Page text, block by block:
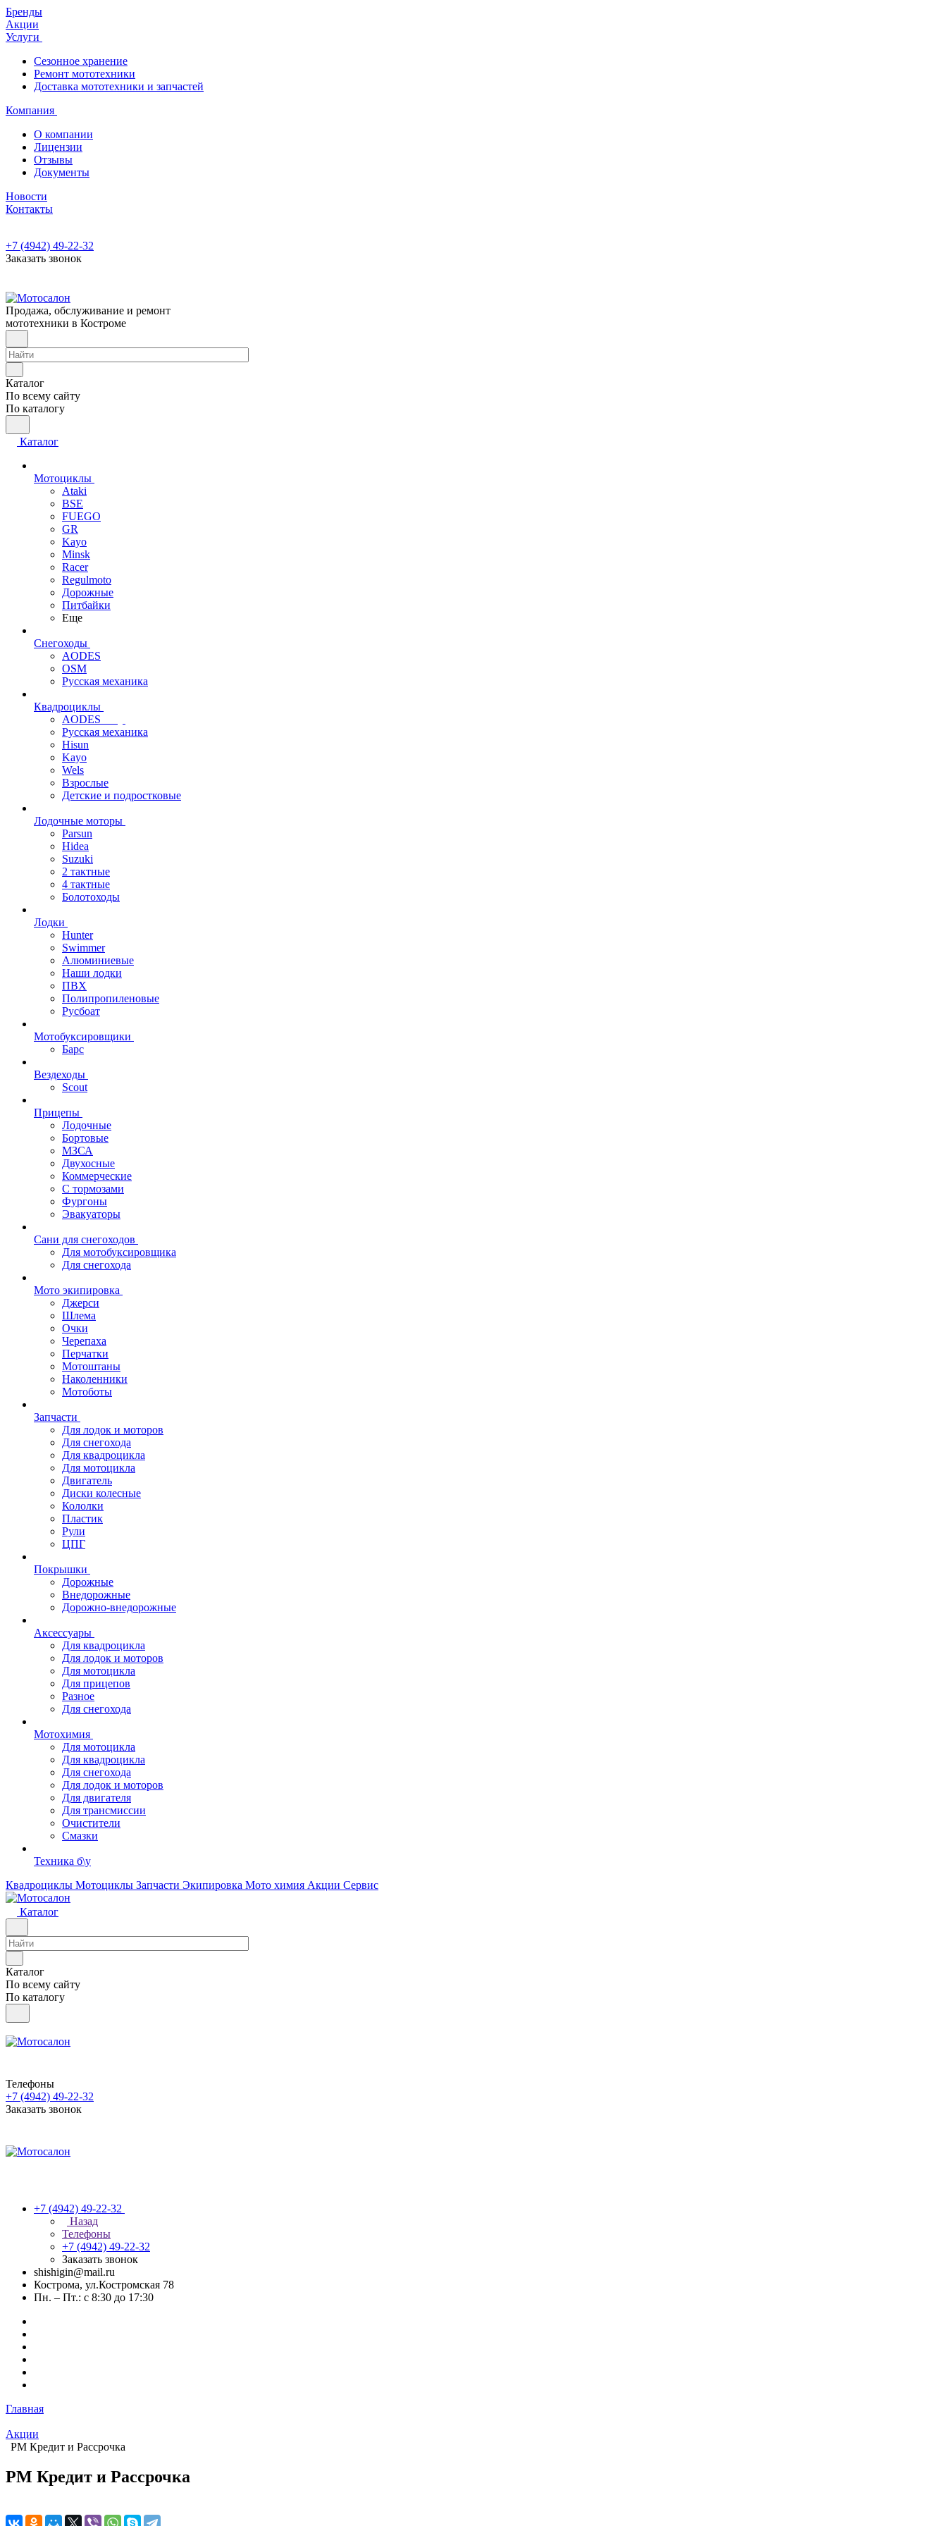
Бренды
Акции
Услуги
Сезонное хранение
Ремонт мототехники
Доставка мототехники и запчастей
Компания
О компании
Лицензии
Отзывы
Документы
Новости
Контакты
+7 (4942) 49-22-32
Заказать звонок
Продажа, обслуживание и ремонт
мототехники в Костроме
Каталог
По всему сайту
По каталогу
Каталог
Мотоциклы
Ataki
BSE
FUEGO
GR
Kayo
Minsk
Racer
Regulmoto
Дорожные
Питбайки
Еще
Снегоходы
AODES
OSM
Русская механика
Квадроциклы
AODES
Русская механика
Hisun
Kayo
Wels
Взрослые
Детские и подростковые
Лодочные моторы
Parsun
Hidea
Suzuki
2 тактные
4 тактные
Болотоходы
Лодки
Hunter
Swimmer
Алюминиевые
Наши лодки
ПВХ
Полипропиленовые
Русбоат
Мотобуксировщики
Барс
Вездеходы
Scout
Прицепы
Лодочные
Бортовые
МЗСА
Двухосные
Коммерческие
С тормозами
Фургоны
Эвакуаторы
Сани для снегоходов
Для мотобуксировщика
Для снегохода
Мото экипировка
Джерси
Шлема
Очки
Черепаха
Перчатки
Мотоштаны
Наколенники
Мотоботы
Запчасти
Для лодок и моторов
Для снегохода
Для квадроцикла
Для мотоцикла
Двигатель
Диски колесные
Кололки
Пластик
Рули
ЦПГ
Покрышки
Дорожные
Внедорожные
Дорожно-внедорожные
Аксессуары
Для квадроцикла
Для лодок и моторов
Для мотоцикла
Для прицепов
Разное
Для снегохода
Мотохимия
Для мотоцикла
Для квадроцикла
Для снегохода
Для лодок и моторов
Для двигателя
Для трансмиссии
Очистители
Смазки
Техника б\у
Квадроциклы Мотоциклы Запчасти Экипировка Мото химия Акции Сервис
Каталог
Каталог
По всему сайту
По каталогу
Телефоны
+7 (4942) 49-22-32
Заказать звонок
+7 (4942) 49-22-32
Назад
Телефоны
+7 (4942) 49-22-32
Заказать звонок
shishigin@mail.ru
Кострома, ул.Костромская 78
Пн. – Пт.: с 8:30 до 17:30
Главная
Акции
РМ Кредит и Рассрочка
РМ Кредит и Рассрочка